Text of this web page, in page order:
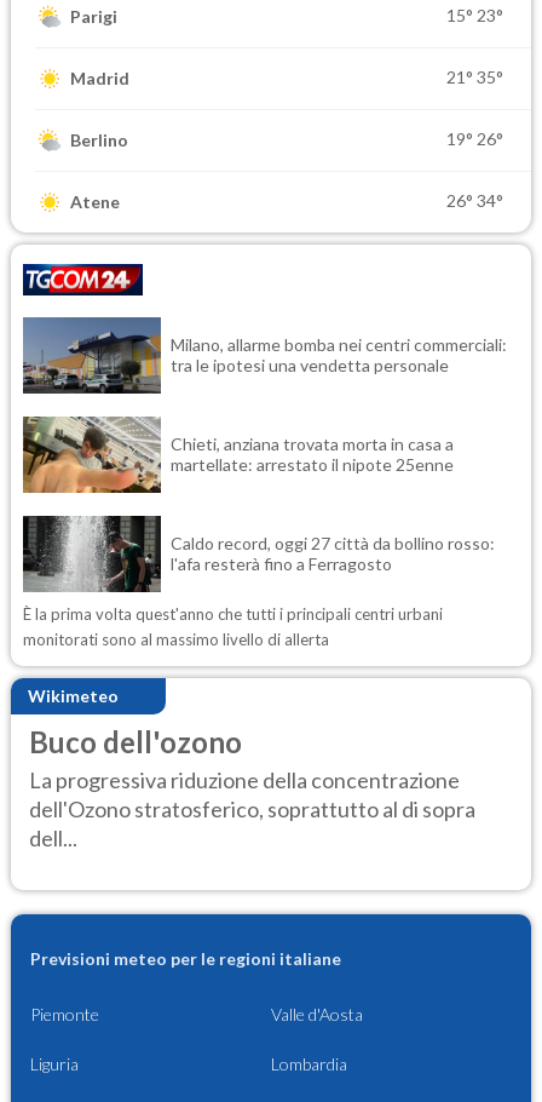
Parigi 15° 23°
Madrid 21° 35°
Berlino 19° 26°
Atene 26° 34°
Milano, allarme bomba nei centri commerciali:
tra le ipotesi una vendetta personale
Chieti, anziana trovata morta in casa a
martellate: arrestato il nipote 25enne
Caldo record, oggi 27 città da bollino rosso:
l'afa resterà fino a Ferragosto
È la prima volta quest'anno che tutti i principali centri urbani
monitorati sono al massimo livello di allerta
Wikimeteo
Buco dell'ozono
La progressiva riduzione della concentrazione
dell'Ozono stratosferico, soprattutto al di sopra
dell...
Previsioni meteo per le regioni italiane
Piemonte Valle d'Aosta
Liguria Lombardia